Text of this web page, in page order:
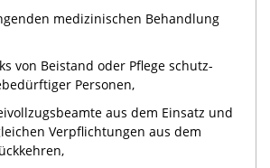
medizinischen Behandlung
von Beistand oder Pflege schutz-
Personen,
aus dem Einsatz und
Verpflichtungen aus dem